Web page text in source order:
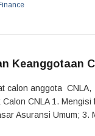
Keanggotaan
calon anggota
CNLA 1.
Asuransi Umum; 3.